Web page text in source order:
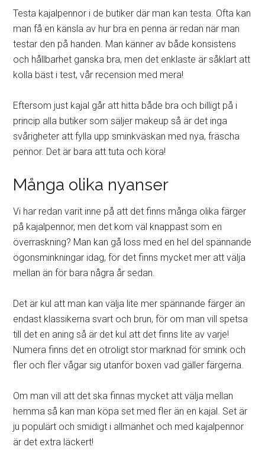
Testa kajalpennor i de butiker där man kan testa. Ofta kan
man få en känsla av hur bra en penna är redan när man
testar den på handen. Man känner av både konsistens
och hållbarhet ganska bra, men det enklaste är såklart att
kolla bäst i test, vår recension med mera!
Eftersom just kajal går att hitta både bra och billigt på i
princip alla butiker som säljer makeup så är det inga
svårigheter att fylla upp sminkväskan med nya, fräscha
pennor. Det är bara att tuta och köra!
Många olika nyanser
Vi har redan varit inne på att det finns många olika färger
på kajalpennor, men det kom väl knappast som en
överraskning? Man kan gå loss med en hel del spännande
ögonsminkningar idag, för det finns mycket mer att välja
mellan än för bara några år sedan.
Det är kul att man kan välja lite mer spännande färger än
endast klassikerna svart och brun, för om man vill spetsa
till det en aning så är det kul att det finns lite av varje!
Numera finns det en otroligt stor marknad för smink och
fler och fler vågar sig utanför boxen vad gäller färgerna.
Om man vill att det ska finnas mycket att välja mellan
hemma så kan man köpa set med fler än en kajal. Set är
ju populärt och smidigt i allmänhet och med kajalpennor
är det extra läckert!